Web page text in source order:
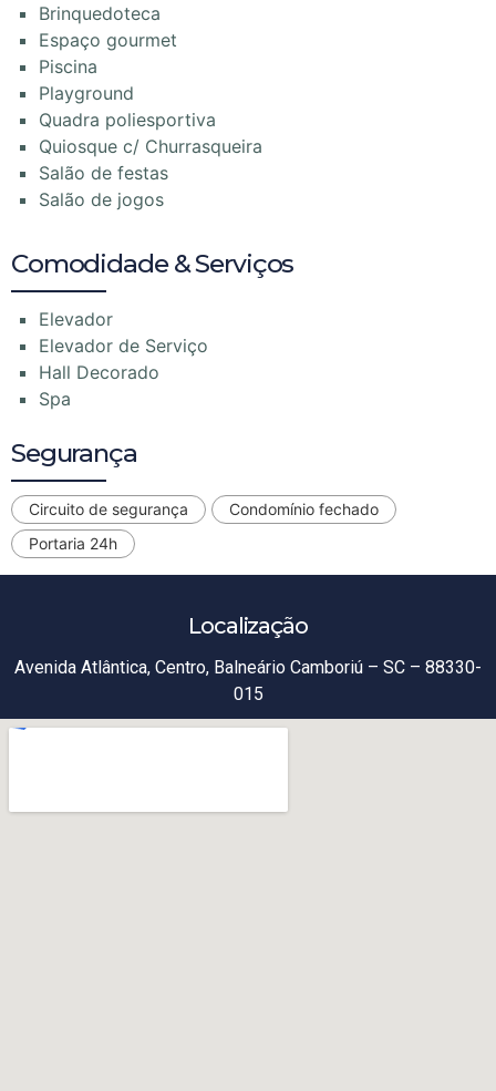
Brinquedoteca
Espaço gourmet
Piscina
Playground
Quadra poliesportiva
Quiosque c/ Churrasqueira
Salão de festas
Salão de jogos
Comodidade & Serviços
Elevador
Elevador de Serviço
Hall Decorado
Spa
Segurança
Circuito de segurança
Condomínio fechado
Portaria 24h
Localização
Avenida Atlântica, Centro, Balneário Camboriú – SC – 88330-
015